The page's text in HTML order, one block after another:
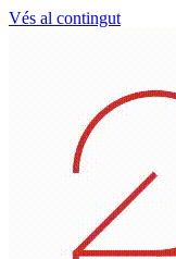
Vés al contingut